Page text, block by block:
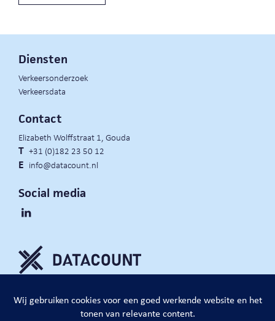
Diensten
Verkeersonderzoek
Verkeersdata
Contact
Elizabeth Wolffstraat 1, Gouda
T +31 (0)182 23 50 12
E info@datacount.nl
Social media